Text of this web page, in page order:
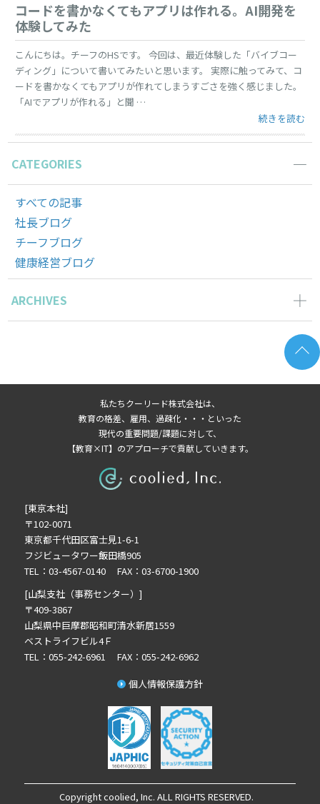
コードを書かなくてもアプリは作れる。AI開発を
体験してみた
こんにちは。チーフのHSです。 今回は、最近体験した「バイブコー
ディング」について書いてみたいと思います。 実際に触ってみて、コ
ードを書かなくてもアプリが作れてしまうすごさを強く感じました。
「AIでアプリが作れる」と聞 …
“コードを書
続きを読む
CATEGORIES
すべての記事
社長ブログ
チーフブログ
健康経営ブログ
ARCHIVES
2026年2月の記事一覧(3)
2026年1月の記事一覧(3)
2025年8月の記事一覧(1)
2025年7月の記事一覧(3)
2025年6月の記事一覧(2)
2024年12月の記事一覧(1)
2024年10月の記事一覧(1)
2024年9月の記事一覧(2)
2024年8月の記事一覧(1)
2024年7月の記事一覧(2)
2024年6月の記事一覧(4)
2024年5月の記事一覧(1)
私たちクーリード株式会社は、
教育の格差、雇用、過疎化・・・といった
現代の重要問題/課題に対して、
【教育×IT】のアプローチで貢献していきます。
[東京本社]
〒102-0071
東京都千代田区富士見1-6-1
フジビュータワー飯田橋905
TEL：03-4567-0140 FAX：03-6700-1900
[山梨支社（事務センター）]
〒409-3867
山梨県中巨摩郡昭和町清水新居1559
ベストライフビル4Ｆ
TEL：055-242-6961 FAX：055-242-6962
個人情報保護方針
Copyright coolied, Inc. ALL RIGHTS RESERVED.